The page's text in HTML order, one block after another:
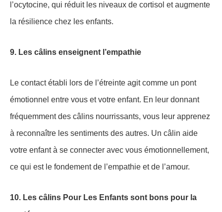
l’ocytocine, qui réduit les niveaux de cortisol et augmente
la résilience chez les enfants.
9. Les câlins enseignent l’empathie
Le contact établi lors de l’étreinte agit comme un pont
émotionnel entre vous et votre enfant. En leur donnant
fréquemment des câlins nourrissants, vous leur apprenez
à reconnaître les sentiments des autres. Un câlin aide
votre enfant à se connecter avec vous émotionnellement,
ce qui est le fondement de l’empathie et de l’amour.
10. Les câlins Pour Les Enfants sont bons pour la